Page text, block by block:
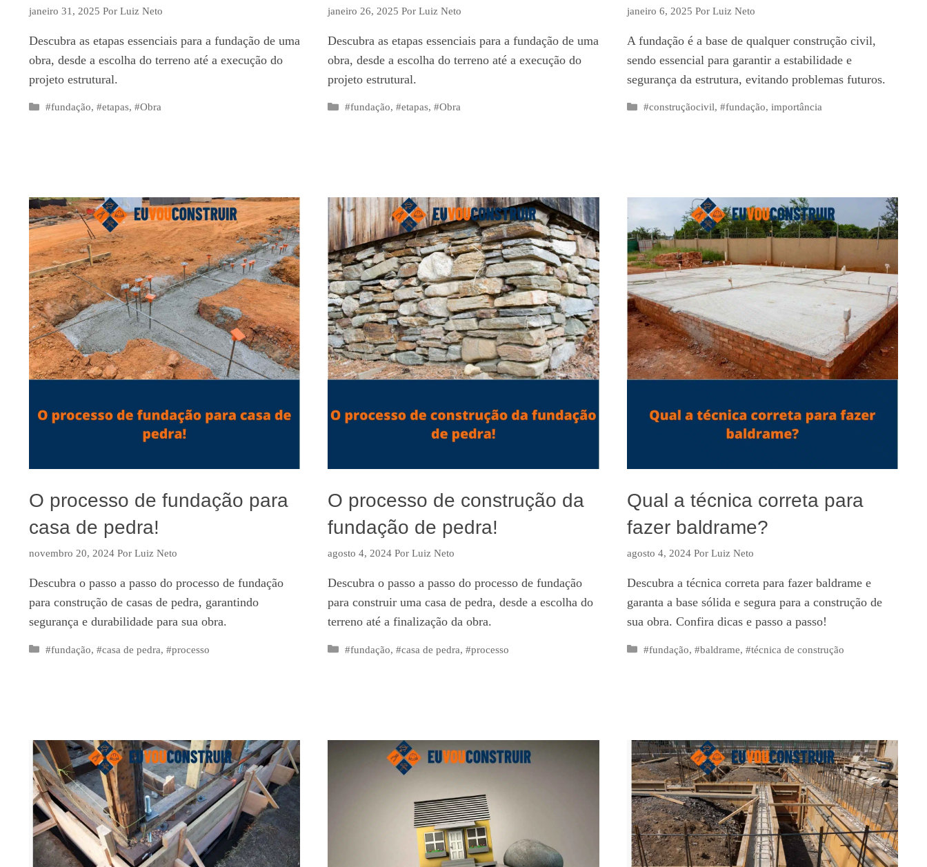
janeiro 31, 2025 Por Luiz Neto
Descubra as etapas essenciais para a fundação de uma
obra, desde a escolha do terreno até a execução do
projeto estrutural.
Categorias
#fundação,#etapas,#Obra
janeiro 26, 2025 PorLuiz Neto
Descubra as etapas essenciais para a fundação de uma
obra, desde a escolha do terreno até a execução do
projeto estrutural.
Categorias
#fundação, #etapas, #Obra
janeiro 6, 2025 Por Luiz Neto
A fundação é a base de qualquer construção civil,
sendo essencial para garantir a estabilidade e
segurança da estrutura, evitando problemas futuros.
Categorias
#construçãocivil,#fundação,importância
O processo de fundação para
casa de pedra!
novembro 20, 2024 Por Luiz Neto
Descubra o passo a passo do processo de fundação
para construção de casas de pedra, garantindo
segurança e durabilidade para sua obra.
Categorias
#fundação,#casa de pedra,#processo
O processo de construção da
fundação de pedra!
agosto 4, 2024 PorLuiz Neto
Descubra o passo a passo do processo de fundação
para construir uma casa de pedra, desde a escolha do
terreno até a finalização da obra.
Categorias
#fundação, #casa de pedra, #processo
Qual a técnica correta para
fazer baldrame?
agosto 4, 2024 Por Luiz Neto
Descubra a técnica correta para fazer baldrame e
garanta a base sólida e segura para a construção de
sua obra. Confira dicas e passo a passo!
Categorias
#fundação,#baldrame,#técnica de construção